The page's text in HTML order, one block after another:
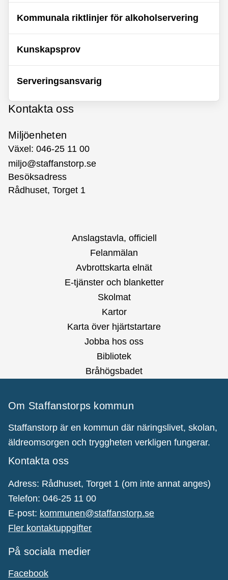
Kommunala riktlinjer för alkoholservering
Kunskapsprov
Serveringsansvarig
Kontakta oss
Miljöenheten
Växel: 046-25 11 00
miljo@staffanstorp.se
Besöksadress
Rådhuset, Torget 1
Anslagstavla, officiell
Felanmälan
Avbrottskarta elnät
E-tjänster och blanketter
Skolmat
Kartor
Karta över hjärtstartare
Jobba hos oss
Bibliotek
Bråhögsbadet
Om Staffanstorps kommun
Staffanstorp är en kommun där näringslivet, skolan,
äldreomsorgen och tryggheten verkligen fungerar.
Kontakta oss
Adress: Rådhuset, Torget 1 (om inte annat anges)
Telefon: 046-25 11 00
E-post: kommunen@staffanstorp.se
Fler kontaktuppgifter
På sociala medier
Facebook